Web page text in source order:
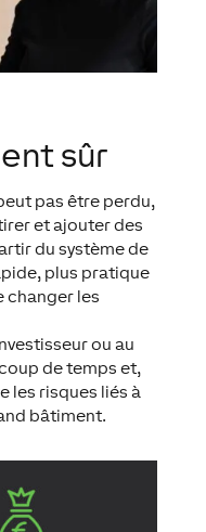
sûr
pas être perdu,
et ajouter des
du système de
plus pratique
changer les
ou au
de temps et,
les risques liés à
bâtiment.